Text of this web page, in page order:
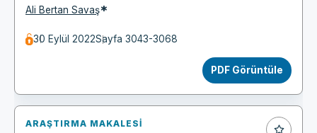
Ali Bertan Savaş*
30 Eylül 2022Sayfa 3043-3068
PDF Görüntüle
ARAŞTIRMA MAKALESI